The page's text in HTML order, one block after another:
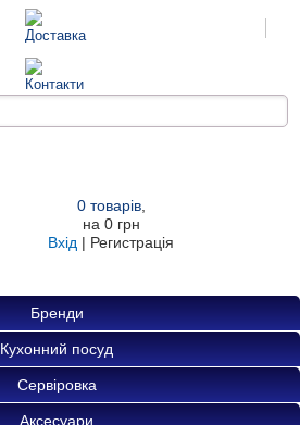
0товарів,
на 0 грн
Вхід | Регистрація
Бренди
Кухонний посуд
Сервіровка
Аксесуари